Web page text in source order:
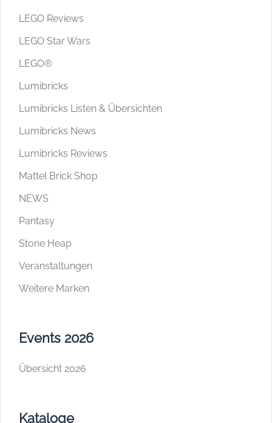
LEGO Reviews
LEGO Star Wars
LEGO®
Lumibricks
Lumibricks Listen & Übersichten
Lumibricks News
Lumibricks Reviews
Mattel Brick Shop
NEWS
Pantasy
Stone Heap
Veranstaltungen
Weitere Marken
Events 2026
Übersicht 2026
Kataloge